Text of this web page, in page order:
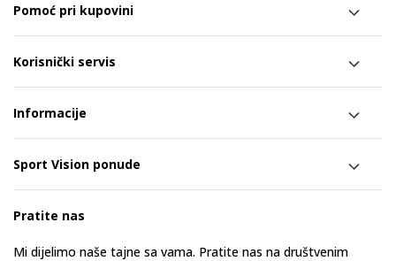
Pomoć pri kupovini
Korisnički servis
Informacije
Sport Vision ponude
Pratite nas
Mi dijelimo naše tajne sa vama. Pratite nas na društvenim